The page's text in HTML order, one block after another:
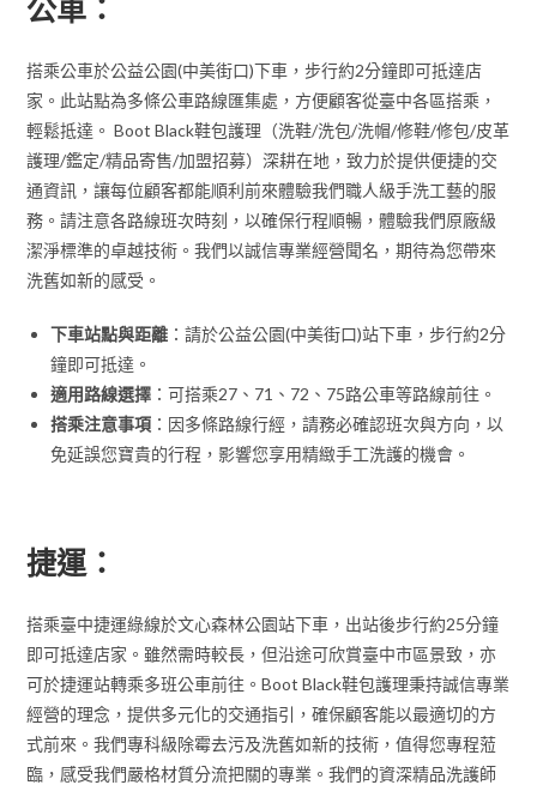
公車：
搭乘公車於公益公園(中美街口)下車，步行約2分鐘即可抵達店
家。此站點為多條公車路線匯集處，方便顧客從臺中各區搭乘，
輕鬆抵達。 Boot Black鞋包護理（洗鞋/洗包/洗帽/修鞋/修包/皮革
護理/鑑定/精品寄售/加盟招募）深耕在地，致力於提供便捷的交
通資訊，讓每位顧客都能順利前來體驗我們職人級手洗工藝的服
務。請注意各路線班次時刻，以確保行程順暢，體驗我們原廠級
潔淨標準的卓越技術。我們以誠信專業經營聞名，期待為您帶來
洗舊如新的感受。
下車站點與距離 ：請於公益公園(中美街口)站下車，步行約2分
鐘即可抵達。
適用路線選擇 ：可搭乘27、71、72、75路公車等路線前往。
搭乘注意事項 ：因多條路線行經，請務必確認班次與方向，以
免延誤您寶貴的行程，影響您享用精緻手工洗護的機會。
捷運：
搭乘臺中捷運綠線於文心森林公園站下車，出站後步行約25分鐘
即可抵達店家。雖然需時較長，但沿途可欣賞臺中市區景致，亦
可於捷運站轉乘多班公車前往。Boot Black鞋包護理秉持誠信專業
經營的理念，提供多元化的交通指引，確保顧客能以最適切的方
式前來。我們專科級除霉去污及洗舊如新的技術，值得您專程蒞
臨，感受我們嚴格材質分流把關的專業。我們的資深精品洗護師